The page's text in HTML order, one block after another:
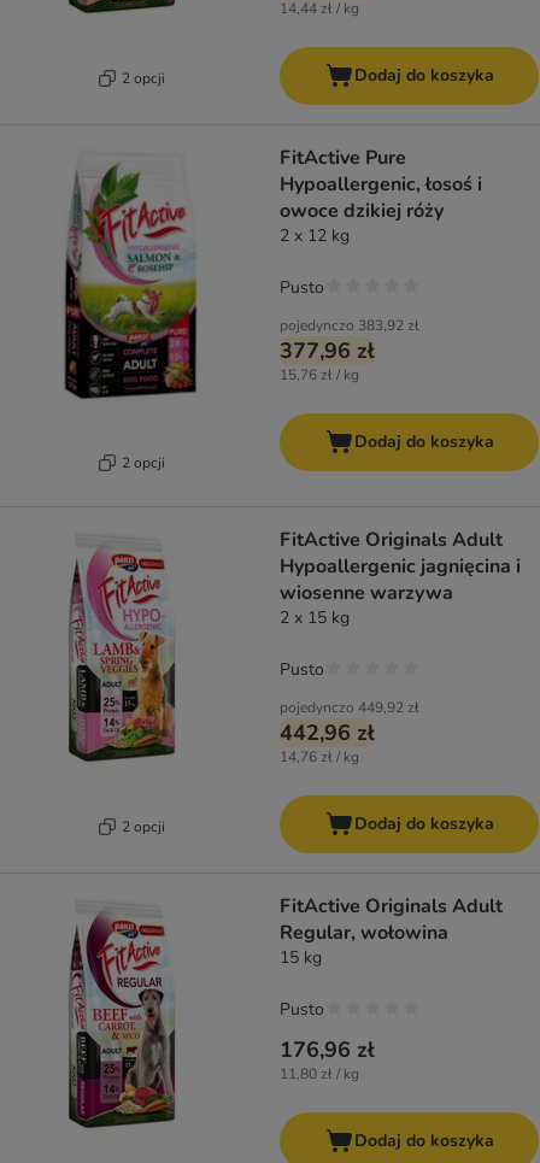
2 opcji
14,44 zł / kg
Dodaj do koszyka
2 opcji
FitActive Pure
Hypoallergenic, łosoś i
owoce dzikiej róży
2 x 12 kg
pojedynczo 383,92 zł
377,96 zł
15,76 zł / kg
Pusto
Dodaj do koszyka
2 opcji
FitActive Originals Adult
Hypoallergenic jagnięcina i
wiosenne warzywa
2 x 15 kg
pojedynczo 449,92 zł
442,96 zł
14,76 zł / kg
Pusto
Dodaj do koszyka
FitActive Originals Adult
Regular, wołowina
15 kg
176,96 zł
11,80 zł / kg
Pusto
Dodaj do koszyka